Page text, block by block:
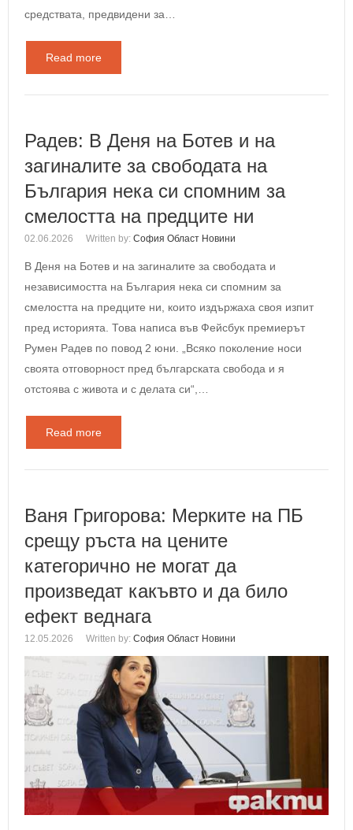
средствата, предвидени за…
Read more
Радев: В Деня на Ботев и на
загиналите за свободата на
България нека си спомним за
смелостта на предците ни
02.06.2026 Written by: София Област Новини
В Деня на Ботев и на загиналите за свободата и
независимостта на България нека си спомним за
смелостта на предците ни, които издържаха своя изпит
пред историята. Това написа във Фейсбук премиерът
Румен Радев по повод 2 юни. „Всяко поколение носи
своята отговорност пред българската свобода и я
отстоява с живота и с делата си“,…
Read more
Ваня Григорова: Мерките на ПБ
срещу ръста на цените
категорично не могат да
произведат какъвто и да било
ефект веднага
12.05.2026 Written by: София Област Новини